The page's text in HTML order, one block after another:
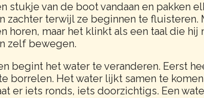
stukje van de boot vandaan en pakken
zachter terwijl ze beginnen te fluisteren.
horen, maar het klinkt als een taal die hij
zelf bewegen.
begint het water te veranderen. Eerst
borrelen. Het water lijkt samen te
er iets ronds, iets doorzichtigs. Een